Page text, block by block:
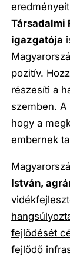
Társadalmi
igazgatója
pozitív.
részesíti a
szemben.
hogy a
embernek
István,
fejlődését
fejlődő